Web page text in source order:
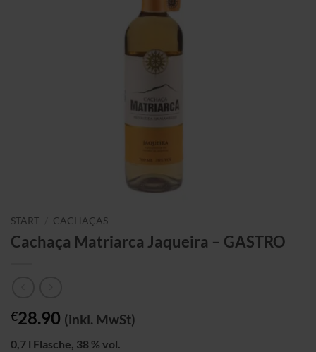
START CACHAÇAS
Cachaça Matriarca Jaqueira – GASTRO
€28.90 (inkl. MwSt)
0,7 l Flasche, 38 % vol.